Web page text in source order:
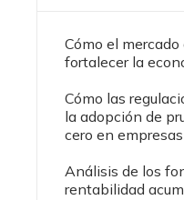
Cómo el
fortalecer la
Cómo las
la adopción de
cero en empresas
Análisis de los
rentabilidad